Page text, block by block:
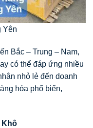
Yên
Bắc – Trung – Nam,
có thể đáp ứng nhiều
nhỏ lẻ đến doanh
hóa phổ biến,
Khô